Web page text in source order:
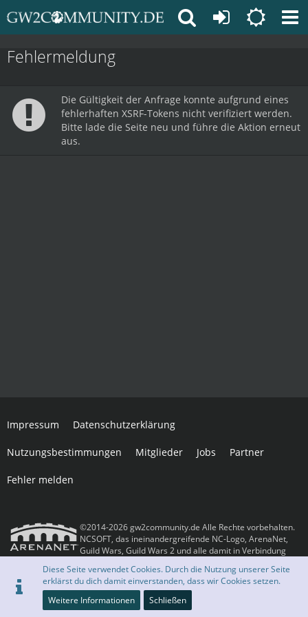
Fehlermeldung
Die Gültigkeit der Anfrage konnte aufgrund eines
fehlerhaften XSRF-Tokens nicht verifiziert werden.
Bitte lade die Seite neu und führe die Aktion erneut
aus.
Impressum Datenschutzerklärung
Nutzungsbestimmungen Mitglieder Jobs Partner
Fehler melden
©2014-2026 gw2community.de Alle Rechte vorbehalten.
NCSOFT, das ineinandergreifende NC-Logo, ArenaNet,
Guild Wars, Guild Wars 2 und alle damit in Verbindung
Warenzeichen der NCSOFT Corporation. Alle anderen Warenzeichen oder
eingetragenen Warenzeichen sind das Eigentum ihrer jeweiligen Besitzer.
Community-Software:WoltLab Suite™
Diese Seite verwendet Cookies. Durch die Nutzung unserer Seite
erklärst du dich damit einverstanden, dass wir Cookies setzen.
Weitere Informationen
Schließen